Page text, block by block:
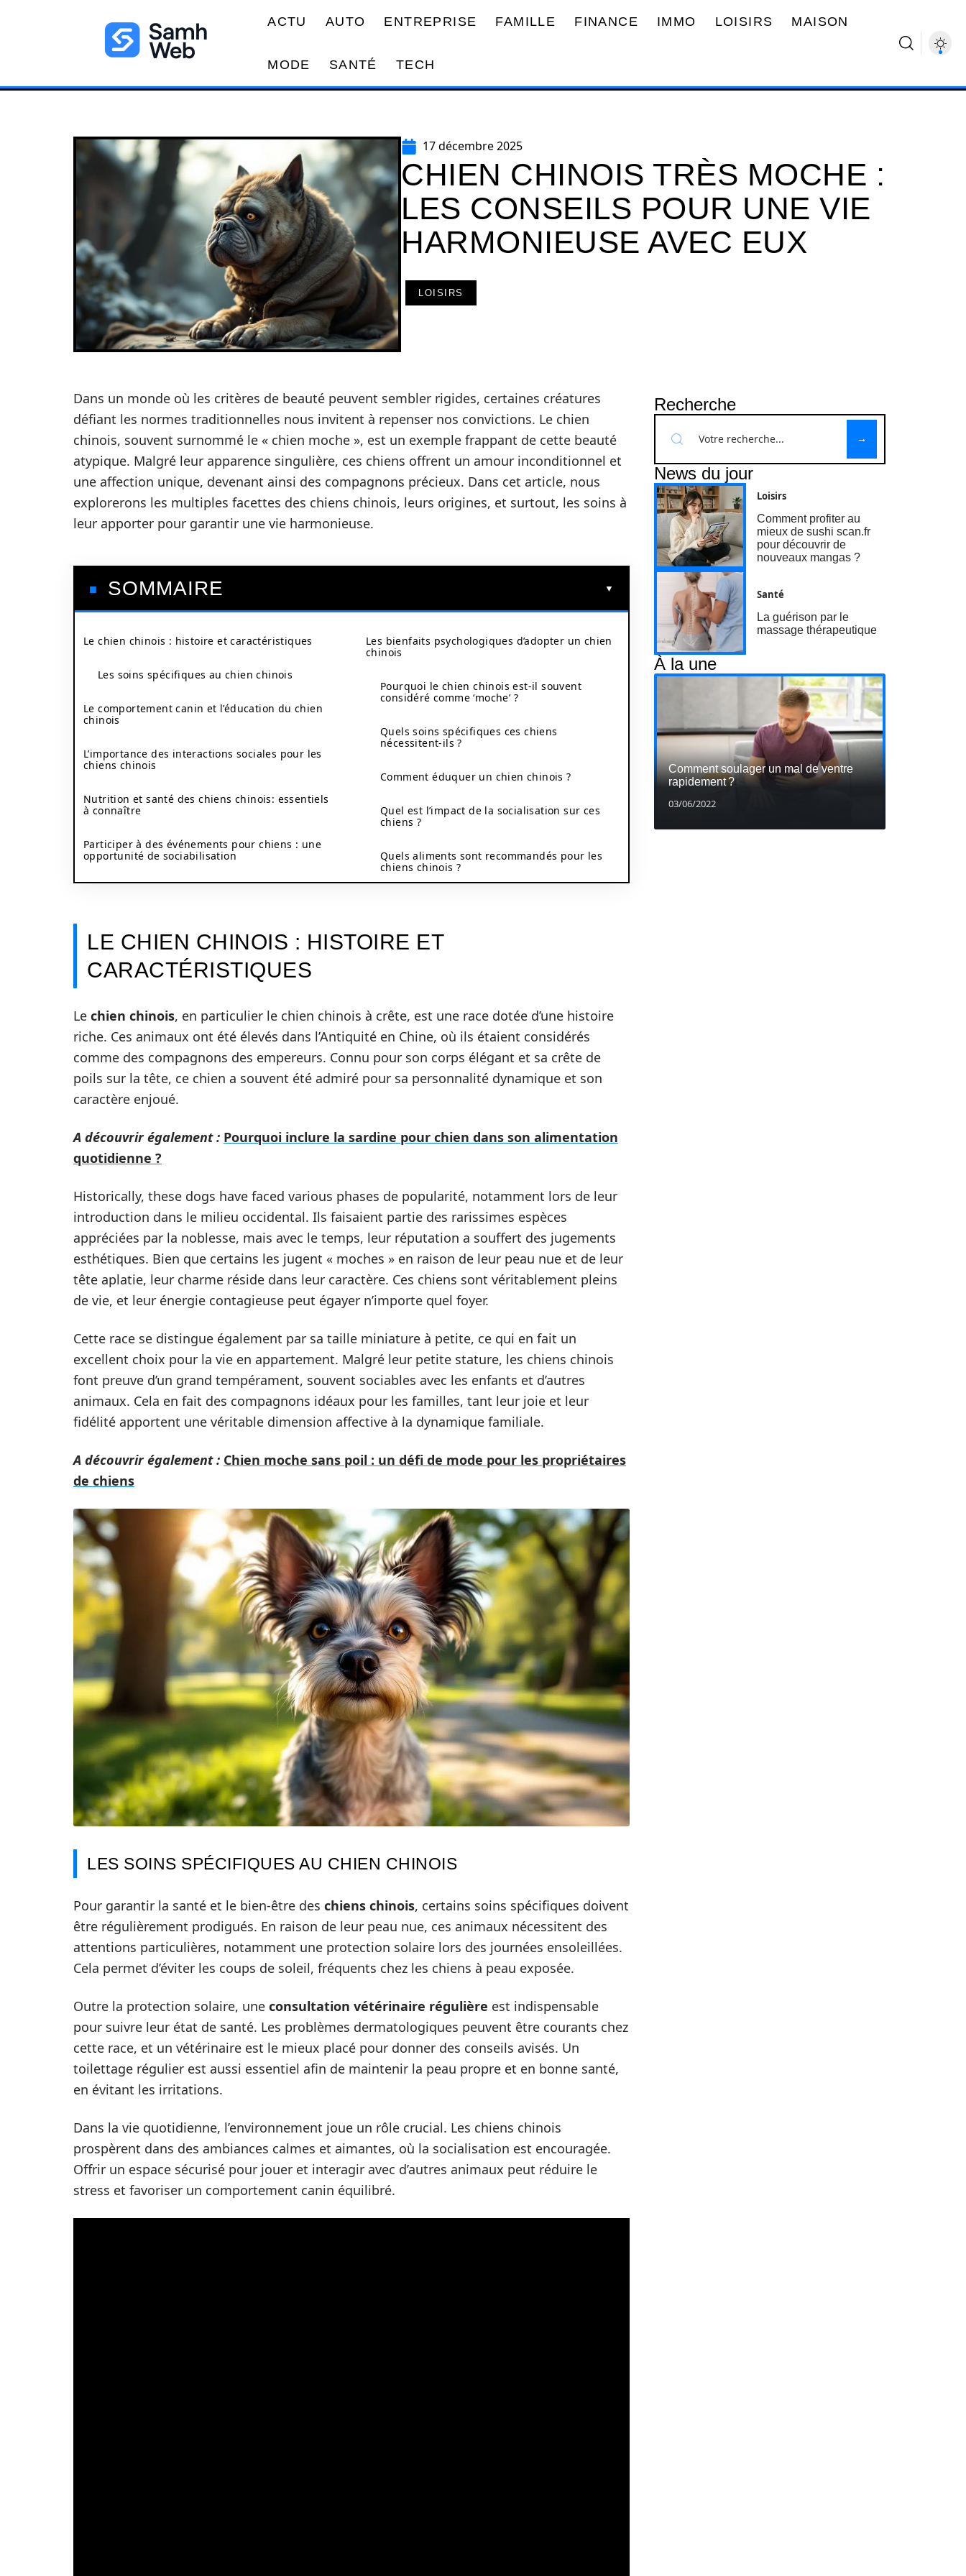
ACTU AUTO ENTREPRISE FAMILLE FINANCE IMMO LOISIRS MAISON
MODE SANTÉ TECH
17 décembre 2025
CHIEN CHINOIS TRÈS MOCHE :
LES CONSEILS POUR UNE VIE
HARMONIEUSE AVEC EUX
LOISIRS
Dans un monde où les critères de beauté peuvent sembler rigides, certaines créatures
défiant les normes traditionnelles nous invitent à repenser nos convictions. Le chien
chinois, souvent surnommé le « chien moche », est un exemple frappant de cette beauté
atypique. Malgré leur apparence singulière, ces chiens offrent un amour inconditionnel et
une affection unique, devenant ainsi des compagnons précieux. Dans cet article, nous
explorerons les multiples facettes des chiens chinois, leurs origines, et surtout, les soins à
leur apporter pour garantir une vie harmonieuse.
SOMMAIRE
Le chien chinois : histoire et caractéristiques
Les soins spécifiques au chien chinois
Le comportement canin et l’éducation du chien
chinois
L’importance des interactions sociales pour les
chiens chinois
Nutrition et santé des chiens chinois: essentiels
à connaître
Participer à des événements pour chiens : une
opportunité de sociabilisation
Les bienfaits psychologiques d’adopter un chien
chinois
Pourquoi le chien chinois est-il souvent
considéré comme ‘moche’ ?
Quels soins spécifiques ces chiens
nécessitent-ils ?
Comment éduquer un chien chinois ?
Quel est l’impact de la socialisation sur ces
chiens ?
Quels aliments sont recommandés pour les
chiens chinois ?
LE CHIEN CHINOIS : HISTOIRE ET
CARACTÉRISTIQUES
Le chien chinois, en particulier le chien chinois à crête, est une race dotée d’une histoire
riche. Ces animaux ont été élevés dans l’Antiquité en Chine, où ils étaient considérés
comme des compagnons des empereurs. Connu pour son corps élégant et sa crête de
poils sur la tête, ce chien a souvent été admiré pour sa personnalité dynamique et son
caractère enjoué.
A découvrir également : Pourquoi inclure la sardine pour chien dans son alimentation
quotidienne ?
Historically, these dogs have faced various phases de popularité, notamment lors de leur
introduction dans le milieu occidental. Ils faisaient partie des rarissimes espèces
appréciées par la noblesse, mais avec le temps, leur réputation a souffert des jugements
esthétiques. Bien que certains les jugent « moches » en raison de leur peau nue et de leur
tête aplatie, leur charme réside dans leur caractère. Ces chiens sont véritablement pleins
de vie, et leur énergie contagieuse peut égayer n’importe quel foyer.
Cette race se distingue également par sa taille miniature à petite, ce qui en fait un
excellent choix pour la vie en appartement. Malgré leur petite stature, les chiens chinois
font preuve d’un grand tempérament, souvent sociables avec les enfants et d’autres
animaux. Cela en fait des compagnons idéaux pour les familles, tant leur joie et leur
fidélité apportent une véritable dimension affective à la dynamique familiale.
A découvrir également : Chien moche sans poil : un défi de mode pour les propriétaires
de chiens
LES SOINS SPÉCIFIQUES AU CHIEN CHINOIS
Pour garantir la santé et le bien-être des chiens chinois, certains soins spécifiques doivent
être régulièrement prodigués. En raison de leur peau nue, ces animaux nécessitent des
attentions particulières, notamment une protection solaire lors des journées ensoleillées.
Cela permet d’éviter les coups de soleil, fréquents chez les chiens à peau exposée.
Outre la protection solaire, une consultation vétérinaire régulière est indispensable
pour suivre leur état de santé. Les problèmes dermatologiques peuvent être courants chez
cette race, et un vétérinaire est le mieux placé pour donner des conseils avisés. Un
toilettage régulier est aussi essentiel afin de maintenir la peau propre et en bonne santé,
en évitant les irritations.
Dans la vie quotidienne, l’environnement joue un rôle crucial. Les chiens chinois
prospèrent dans des ambiances calmes et aimantes, où la socialisation est encouragée.
Offrir un espace sécurisé pour jouer et interagir avec d’autres animaux peut réduire le
stress et favoriser un comportement canin équilibré.
Recherche
News du jour
Loisirs
Comment profiter au
mieux de sushi scan.fr
pour découvrir de
nouveaux mangas ?
Santé
La guérison par le
massage thérapeutique
À la une
Comment soulager un mal de ventre
rapidement ?
03/06/2022